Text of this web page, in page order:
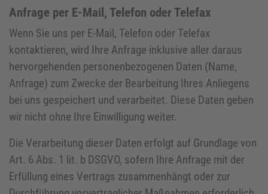
Anfrage per E-Mail, Telefon oder Telefax
Wenn Sie uns per E-Mail, Telefon oder Telefax
kontaktieren, wird Ihre Anfrage inklusive aller daraus
hervorgehenden personenbezogenen Daten (Name,
Anfrage) zum Zwecke der Bearbeitung Ihres Anliegens
bei uns gespeichert und verarbeitet. Diese Daten geben
wir nicht ohne Ihre Einwilligung weiter.
Die Verarbeitung dieser Daten erfolgt auf Grundlage von
Art. 6 Abs. 1 lit. b DSGVO, sofern Ihre Anfrage mit der
Erfüllung eines Vertrags zusammenhängt oder zur